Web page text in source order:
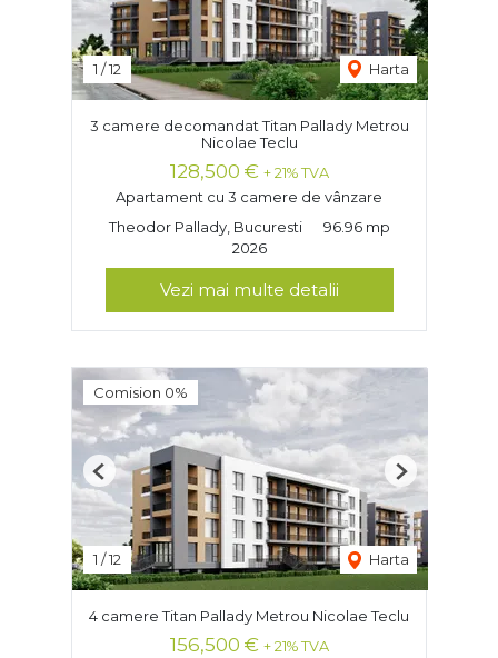
1 /12 Harta
3 camere decomandat Titan Pallady Metrou
Nicolae Teclu
128,500 € + 21% TVA
Apartament cu 3 camere de vânzare
Theodor Pallady, Bucuresti
96.96 mp
2026
Vezi mai multe detalii
Comision 0%
1 /12 Harta
Previous Next
4 camere Titan Pallady Metrou Nicolae Teclu
156,500 € + 21% TVA